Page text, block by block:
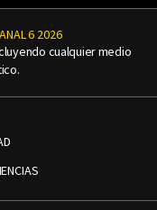
6 2026
cualquier medio